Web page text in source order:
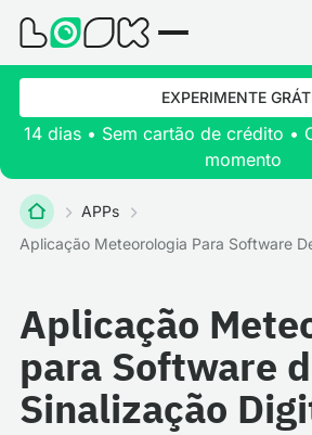
EXPERIMENTE
14 dias • Sem cartão de crédito •
momento
APPs
Aplicação Meteorologia Para Software
Aplicação
para Software
Sinalização